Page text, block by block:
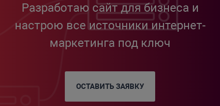
Разработаю сайт для бизнеса и
настрою все источники интернет-
маркетинга под ключ
ОСТАВИТЬ ЗАЯВКУ